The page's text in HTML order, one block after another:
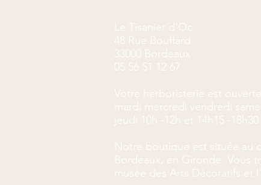
Le Tisanier d'Oc
48 Rue Bouffard
33000 Bordeaux
05 56 51 12 67
Votre herboristerie est
mardi mercredi vendredi
jeudi 10h -12h et 14h15 -18h30
Notre boutique est située au
Bordeaux, en Gironde. Vous
musée des Arts Décoratifs et